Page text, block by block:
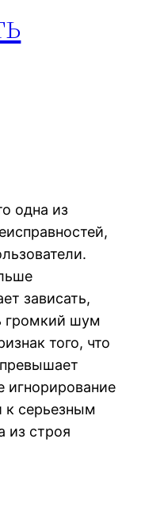
одна из
зависать,
громкий шум
того, что
игнорирование
к серьезным
из строя